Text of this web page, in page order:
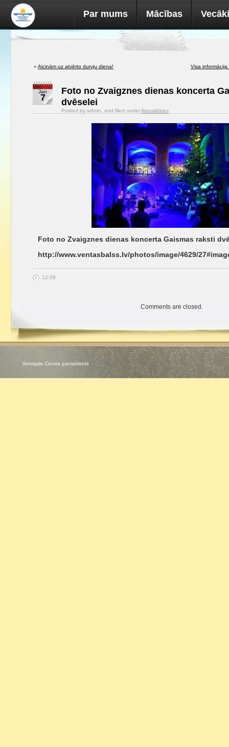
Par mums Mācības
« Aicinām uz atvērto durvju diena! Visa
Jan
7
Foto no Zvaigznes dienas koncerta
dvēselei
Posted by admin, and filed underAktualitātes
Foto no Zvaigznes dienas koncerta Gaismas raksti
http://www.ventasbalss.lv/photos/image/4629/
12:08
Comments are closed.
Ventspils Centra pamatskola